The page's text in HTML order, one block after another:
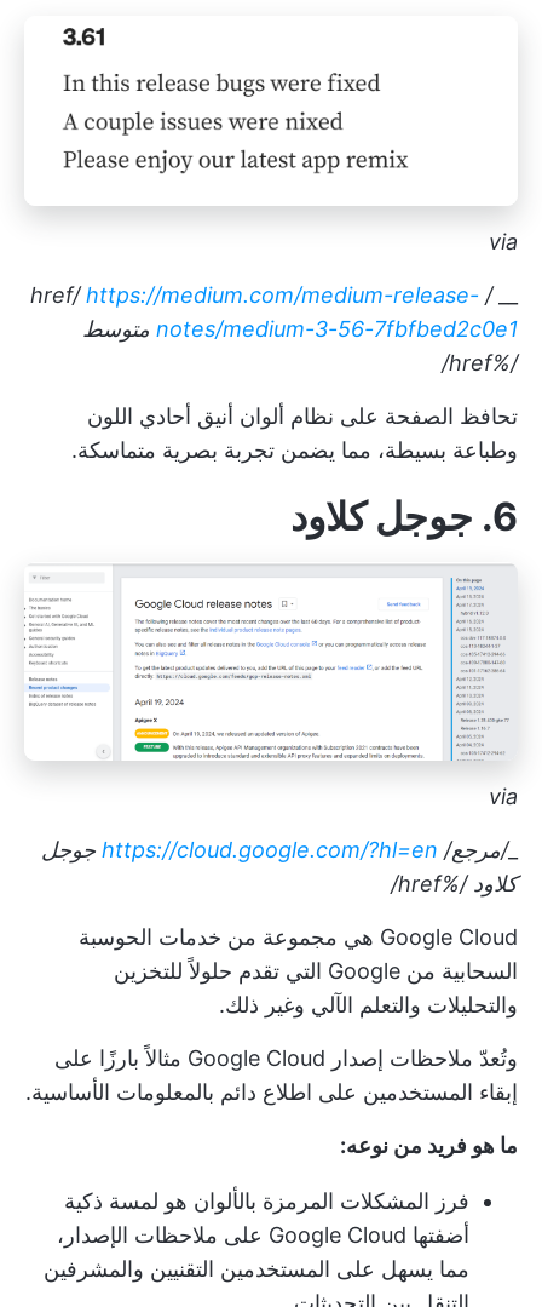
via
/ href/
https://medium.com/medium-release-
notes/medium-3-56-7fbfbed2c0e1 متوسط
/%href/
تحافظ الصفحة على نظام ألوان أنيق أحادي اللون
وطباعة بسيطة، مما يضمن تجربة بصرية متماسكة.
6. جوجل كلاود
via
_/مرجع/ https://cloud.google.com/?hl=en جوجل
كلاود /%href/
Google Cloud هي مجموعة من خدمات الحوسبة
السحابية من Google التي تقدم حلولاً للتخزين
والتحليلات والتعلم الآلي وغير ذلك.
وتُعدّ ملاحظات إصدار Google Cloud مثالاً بارزًا على
إبقاء المستخدمين على اطلاع دائم بالمعلومات الأساسية.
ما هو فريد من نوعه:
فرز المشكلات المرمزة بالألوان هو لمسة ذكية
أضفتها Google Cloud على ملاحظات الإصدار،
مما يسهل على المستخدمين التقنيين والمشرفين